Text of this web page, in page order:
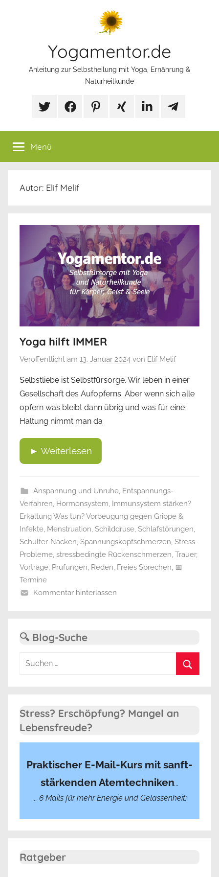
Yogamentor.de
Anleitung zur Selbstheilung mit Yoga, Ernährung &
Naturheilkunde
X/TwitterFacebookPinterestXing LinkedInTelegram
Gruppe
Menü
Autor: Elif Melif
Yoga hilft IMMER
Veröffentlicht am 13. Januar 2024 von Elif Melif
Selbstliebe ist Selbstfürsorge. Wir leben in einer
Gesellschaft des Aufopferns. Aber wenn sich alle
opfern was bleibt dann übrig und was für eine
Haltung nimmt man da
► Weiterlesen
Anspannung und Unruhe, Entspannungs-
Verfahren, Hormonsystem, Immunsystem stärken?
Erkältung Was tun? Vorbeugung gegen Grippe &
Infekte, Menstruation, Schilddrüse, Schlafstörungen,
Schulter-Nacken, Spannungskopfschmerzen, Stress-
Probleme, stressbedingte Rückenschmerzen, Trauer,
Vorträge, Prüfungen, Reden, Freies Sprechen, 📅
Termine
Kommentar hinterlassen
🔍 Blog-Suche
Suchen
Stress? Erschöpfung? Mangel an
Lebensfreude?
Praktischer E-Mail-Kurs mit sanft-
stärkenden Atemtechniken...
... 6 Mails für mehr Energie und Gelassenheit:
Ratgeber